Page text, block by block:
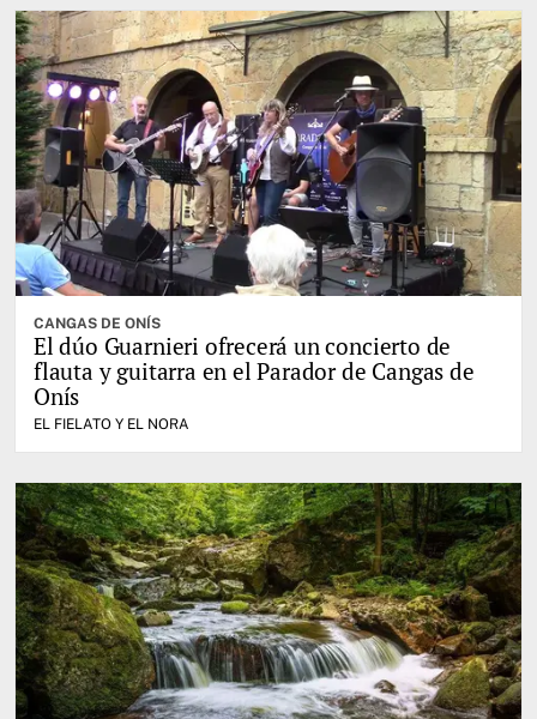
CANGAS DE ONÍS
El dúo Guarnieri ofrecerá un concierto de
flauta y guitarra en el Parador de Cangas de
Onís
EL FIELATO Y EL NORA